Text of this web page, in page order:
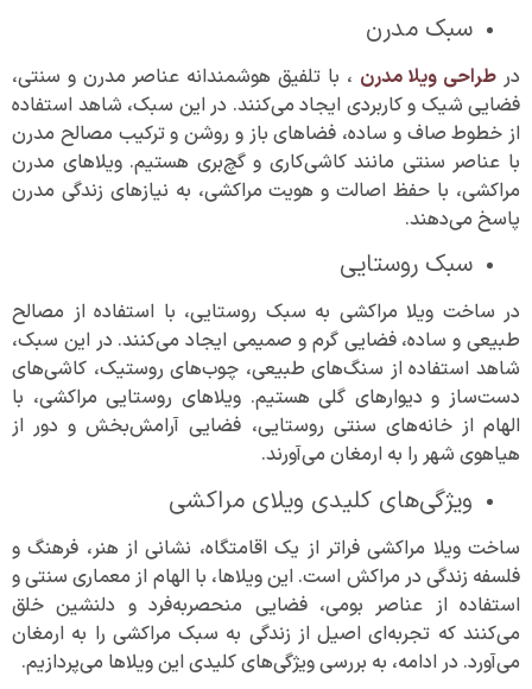
سبک مدرن
در طراحی ویلا مدرن، با تلفیق هوشمندانه عناصر مدرن و سنتی،
فضایی شیک و کاربردی ایجاد می‌کنند. در این سبک، شاهد استفاده
از خطوط صاف و ساده، فضاهای باز و روشن و ترکیب مصالح مدرن
با عناصر سنتی مانند کاشی‌کاری و گچ‌بری هستیم. ویلاهای مدرن
مراکشی، با حفظ اصالت و هویت مراکشی، به نیازهای زندگی مدرن
پاسخ می‌دهند.
سبک روستایی
در ساخت ویلا مراکشی به سبک روستایی، با استفاده از مصالح
طبیعی و ساده، فضایی گرم و صمیمی ایجاد می‌کنند. در این سبک،
شاهد استفاده از سنگ‌های طبیعی، چوب‌های روستیک، کاشی‌های
دست‌ساز و دیوارهای گلی هستیم. ویلاهای روستایی مراکشی، با
الهام از خانه‌های سنتی روستایی، فضایی آرامش‌بخش و دور از
هیاهوی شهر را به ارمغان می‌آورند.
ویژگی‌های کلیدی ویلای مراکشی
ساخت ویلا مراکشی فراتر از یک اقامتگاه، نشانی از هنر، فرهنگ و
فلسفه زندگی در مراکش است. این ویلاها، با الهام از معماری سنتی و
استفاده از عناصر بومی، فضایی منحصربه‌فرد و دلنشین خلق
می‌کنند که تجربه‌ای اصیل از زندگی به سبک مراکشی را به ارمغان
می‌آورد. در ادامه، به بررسی ویژگی‌های کلیدی این ویلاها می‌پردازیم.